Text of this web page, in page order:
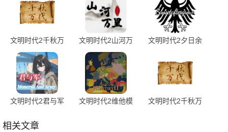
文明时代2千秋万
代mod 1.5.0核弹
版
文明时代2山河万
里mod 1.26R(胜利
日) 安卓版
文明时代2夕日余
文明时代2君与军
文明时代2维他模
文明时代2千秋万
相关文章